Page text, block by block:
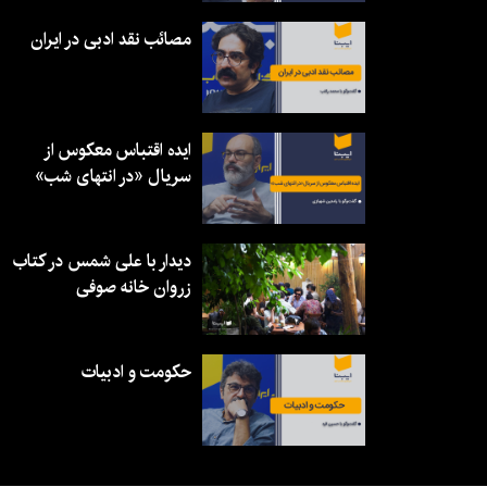
مصائب نقد ادبی در ایران
ایده اقتباس معکوس از
سریال «در انتهای شب»
دیدار با علی شمس در کتاب
زروان خانه صوفی
حکومت و ادبیات